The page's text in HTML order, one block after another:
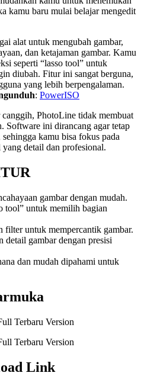
kamu baru mulai belajar mengedit
alat untuk mengubah gambar,
dan ketajaman gambar. Kamu
seperti “lasso tool” untuk
diubah. Fitur ini sangat berguna,
yang lebih berpengalaman.
: PowerISO
PhotoLine tidak membuat
Software ini dirancang agar tetap
kamu bisa fokus pada
detail dan profesional.
gambar dengan mudah.
tool” untuk memilih bagian
filter untuk mempercantik gambar.
detail gambar dengan presisi
dan mudah dipahami untuk
Link